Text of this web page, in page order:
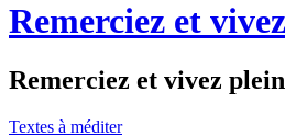
Remerciez et
Remerciez et vivez
Textes à méditer